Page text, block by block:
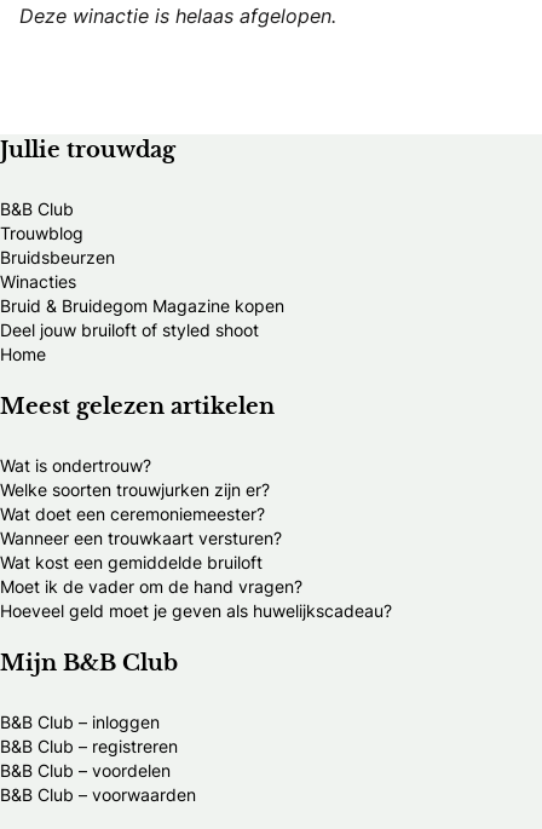
Deze winactie is helaas afgelopen.
Jullie trouwdag
B&B Club
Trouwblog
Bruidsbeurzen
Winacties
Bruid & Bruidegom Magazine kopen
Deel jouw bruiloft of styled shoot
Home
Meest gelezen artikelen
Wat is ondertrouw?
Welke soorten trouwjurken zijn er?
Wat doet een ceremoniemeester?
Wanneer een trouwkaart versturen?
Wat kost een gemiddelde bruiloft
Moet ik de vader om de hand vragen?
Hoeveel geld moet je geven als huwelijkscadeau?
Mijn B&B Club
B&B Club – inloggen
B&B Club – registreren
B&B Club – voordelen
B&B Club – voorwaarden